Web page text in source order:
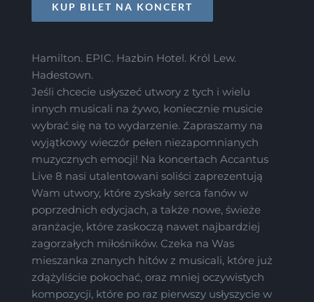
KUP BILET NA KONCERT
Hamilton. EPIC. Hazbin Hotel. Król Lew.
Hadestown.
Jeśli chcecie usłyszeć utwory z tych i wielu
innych musicali na żywo, koniecznie musicie
wybrać się na to wydarzenie. Zapraszamy na
wyjątkowy wieczór pełen niezapomnianych
muzycznych emocji! Na koncertach Accantus
Live 8 nasi utalentowani soliści zaprezentują
Wam utwory, które zyskały serca fanów w
poprzednich edycjach, a także nowe, świeże
aranżacje, które zaskoczą nawet najbardziej
zagorzałych miłośników. Czeka na Was
mieszanka znanych hitów z musicali, które już
zdążyliście pokochać, oraz mniej oczywistych
kompozycji, które po raz pierwszy usłyszycie w